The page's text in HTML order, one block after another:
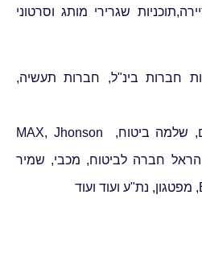
תוכניות שגרירי מותג וסרטוני
חברות בינ"ל, חברות תעשיה,
נירלט, איקאה, ישראל היום, שלמה ביטוח, MAX, Jhonson
הראל חברה לביטוח, מכבי, שמיר